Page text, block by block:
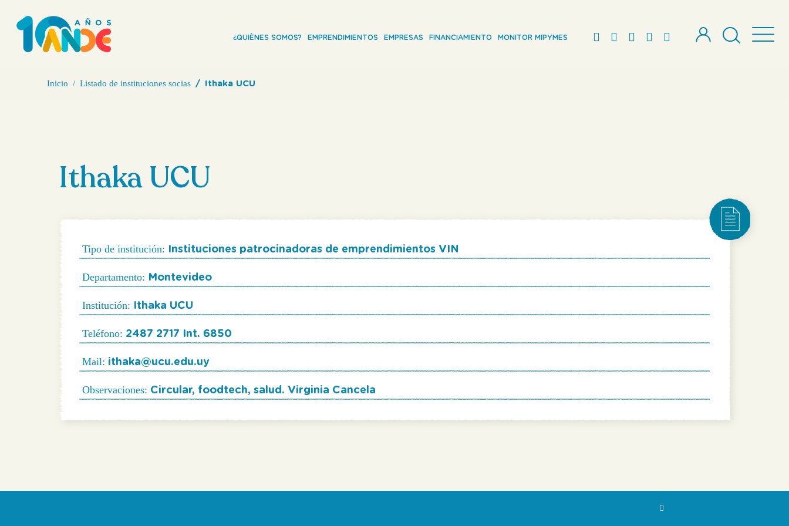
¿QUIÈNES SOMOS? EMPRENDIMIENTOS EMPRESAS FINANCIAMIENTO MONITOR MIPYMES
Inicio Listado de instituciones socias Ithaka UCU
Ithaka UCU
Tipo de institución: Instituciones patrocinadoras de emprendimientos VIN
Departamento: Montevideo
Institución: Ithaka UCU
Teléfono: 2487 2717 Int. 6850
Mail: ithaka@ucu.edu.uy
Observaciones: Circular, foodtech, salud. Virginia Cancela